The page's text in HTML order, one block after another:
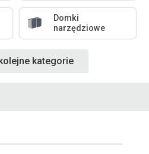
Domki
narzędziowe
kategorie